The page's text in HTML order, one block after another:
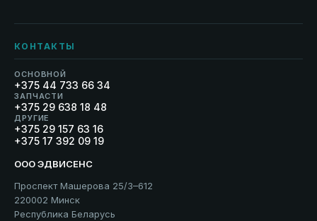
КОНТАКТЫ
ОСНОВНОЙ
+375 44 733 66 34
ЗАПЧАСТИ
+375 29 638 18 48
ДРУГИЕ
+375 29 157 63 16
+375 17 392 09 19
ООО ЭДВИСЕНС
Проспект Машерова 25/3–612
220002 Минск
Республика Беларусь